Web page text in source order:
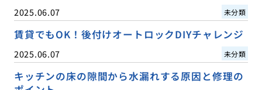
2025.06.07 未分類
賃貸でもOK！後付けオートロックDIYチャレンジ
2025.06.07 未分類
キッチンの床の隙間から水漏れする原因と修理の